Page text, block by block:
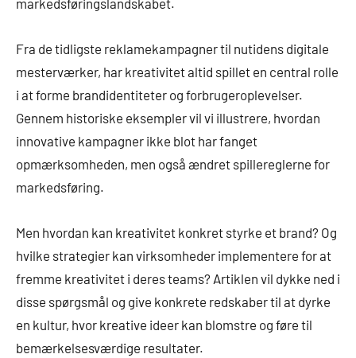
Fra de tidligste reklamekampagner til nutidens digitale
mesterværker, har kreativitet altid spillet en central rolle
i at forme brandidentiteter og forbrugeroplevelser.
Gennem historiske eksempler vil vi illustrere, hvordan
innovative kampagner ikke blot har fanget
opmærksomheden, men også ændret spillereglerne for
markedsføring.
Men hvordan kan kreativitet konkret styrke et brand? Og
hvilke strategier kan virksomheder implementere for at
fremme kreativitet i deres teams? Artiklen vil dykke ned i
disse spørgsmål og give konkrete redskaber til at dyrke
en kultur, hvor kreative ideer kan blomstre og føre til
bemærkelsesværdige resultater.